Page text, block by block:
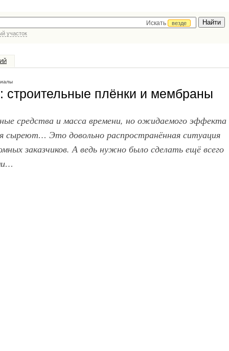
Искать
везде
участок
строительные плёнки и мембраны
средства и масса времени, но ожидаемого эффекта
сыреют… Это довольно распространённая ситуация
заказчиков. А ведь нужно было сделать ещё всего